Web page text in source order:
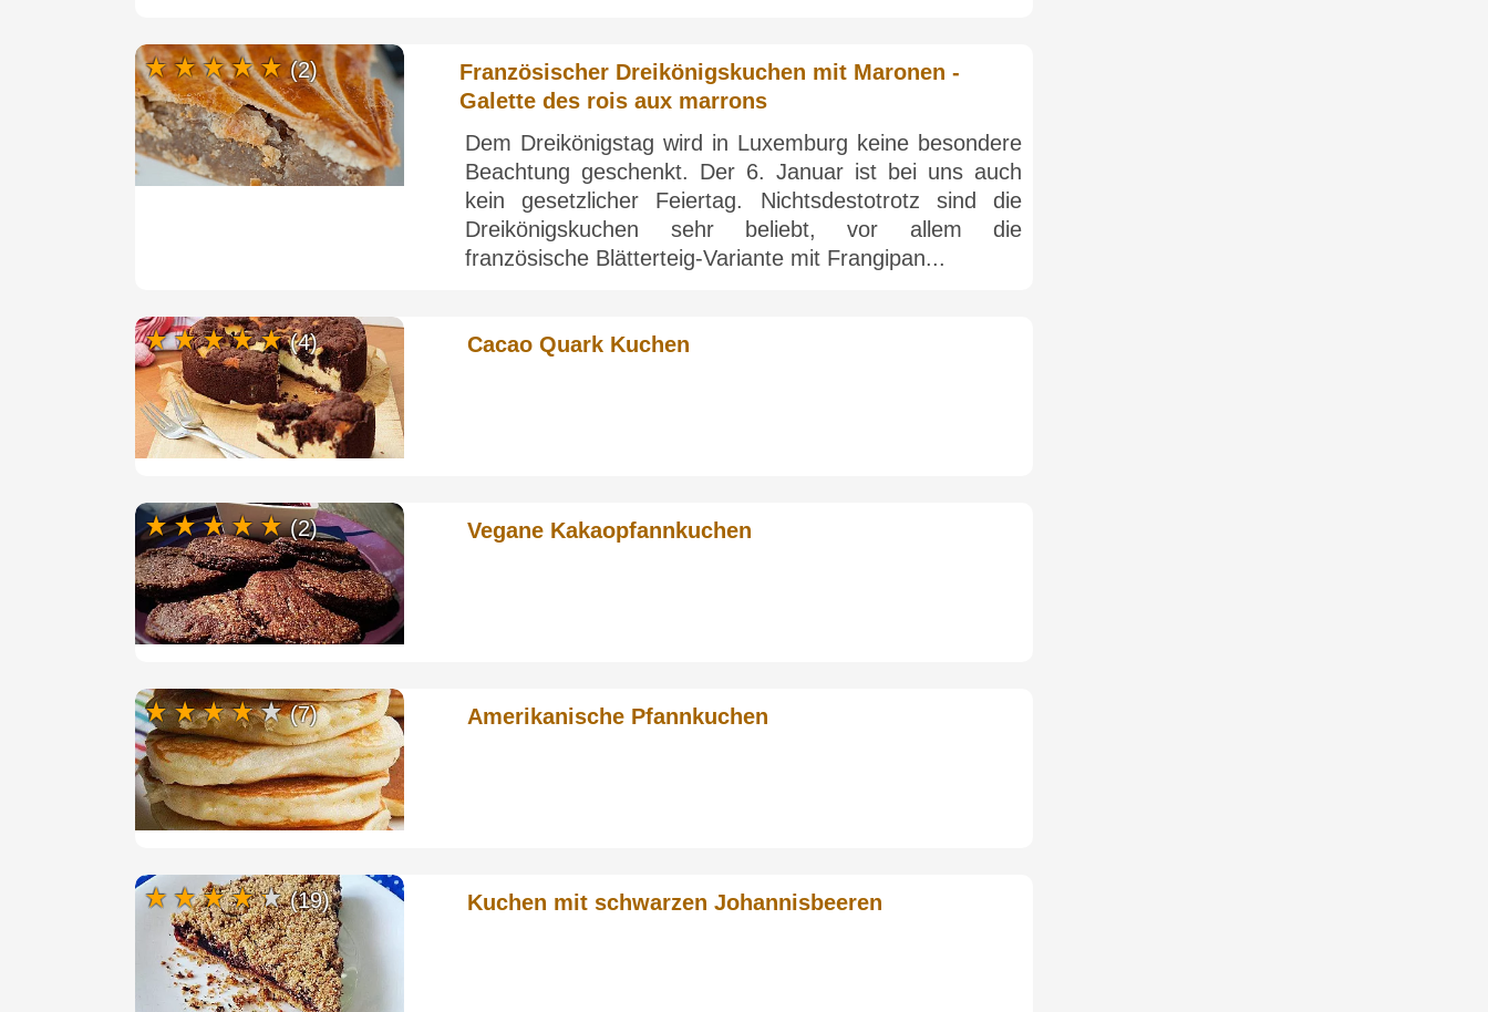
Französischer Dreikönigskuchen mit Maronen -
Galette des rois aux marrons
Dem Dreikönigstag wird in Luxemburg keine besondere
Beachtung geschenkt. Der 6. Januar ist bei uns auch
kein gesetzlicher Feiertag. Nichtsdestotrotz sind die
Dreikönigskuchen sehr beliebt, vor allem die
französische Blätterteig-Variante mit Frangipan...
(2)
Cacao Quark Kuchen
(4)
Vegane Kakaopfannkuchen
(2)
Amerikanische Pfannkuchen
(7)
Kuchen mit schwarzen Johannisbeeren
(19)